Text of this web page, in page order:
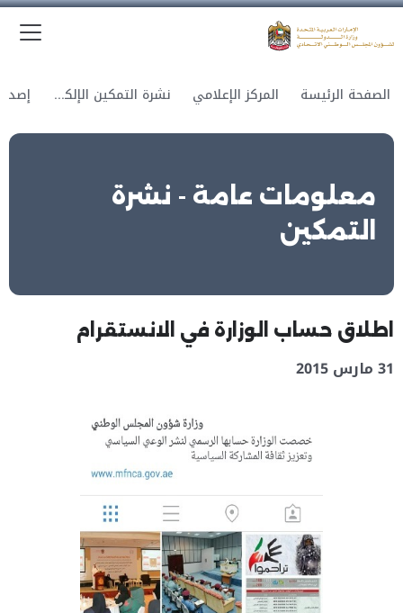
الصفحة الرئيسة المركز الإعلامي نشرة التمكين الإلكترونية
معلومات عامة - نشرة
التمكين
اطلاق حساب الوزارة في الانستقرام
31 مارس 2015